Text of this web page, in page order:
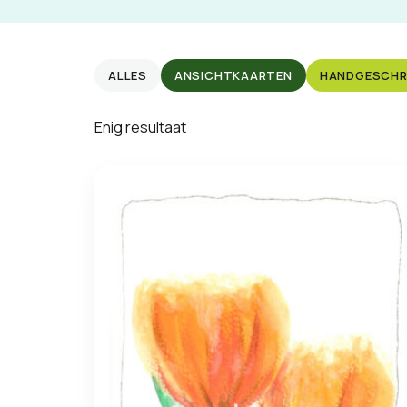
ALLES ANSICHTKAARTEN
Enig resultaat